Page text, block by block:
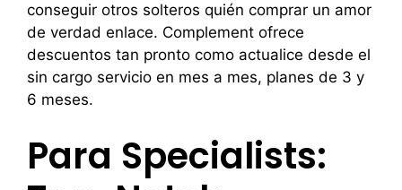
conseguir otros solteros quién comprar un amor
de verdad enlace. Complement ofrece
descuentos tan pronto como actualice desde el
sin cargo servicio en mes a mes, planes de 3 y
6 meses.
Para Specialists: